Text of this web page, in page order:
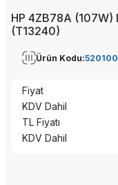
HP 4ZB78A (107W)
(T13240)
Ürün Kodu:
Fiyat
KDV Dahil
TL Fiyatı
KDV Dahil